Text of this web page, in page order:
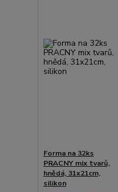
Forma na 32ks
PRACNY mix tvarů,
hnědá, 31x21cm,
silikon